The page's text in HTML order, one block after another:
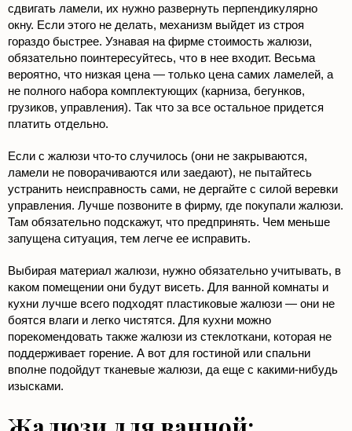
сдвигать ламели, их нужно развернуть перпендикулярно
окну. Если этого не делать, механизм выйдет из строя
гораздо быстрее. Узнавая на фирме стоимость жалюзи,
обязательно поинтересуйтесь, что в нее входит. Весьма
вероятно, что низкая цена — только цена самих ламелей, а
не полного набора комплектующих (карниза, бегунков,
грузиков, управления). Так что за все остальное придется
платить отдельно.
Если с жалюзи что-то случилось (они не закрываются,
ламели не поворачиваются или заедают), не пытайтесь
устранить неисправность сами, не дергайте с силой веревки
управления. Лучше позвоните в фирму, где покупали жалюзи.
Там обязательно подскажут, что предпринять. Чем меньше
запущена ситуация, тем легче ее исправить.
Выбирая материал жалюзи, нужно обязательно учитывать, в
каком помещении они будут висеть. Для ванной комнаты и
кухни лучше всего подходят пластиковые жалюзи — они не
боятся влаги и легко чистятся. Для кухни можно
порекомендовать также жалюзи из стеклоткани, которая не
поддерживает горение. А вот для гостиной или спальни
вполне подойдут тканевые жалюзи, да еще с какими-нибудь
изысками.